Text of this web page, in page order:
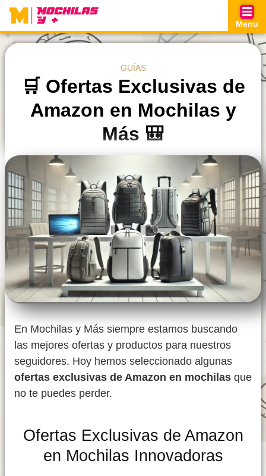
Skip
content
Menu
GUÍAS
🛒 Ofertas Exclusivas de
Amazon en Mochilas y
Más 🎒
En Mochilas y Más siempre estamos buscando
las mejores ofertas y productos para nuestros
seguidores. Hoy hemos seleccionado algunas
ofertas exclusivas de Amazon en mochilas que
no te puedes perder.
Ofertas Exclusivas de Amazon
en Mochilas Innovadoras